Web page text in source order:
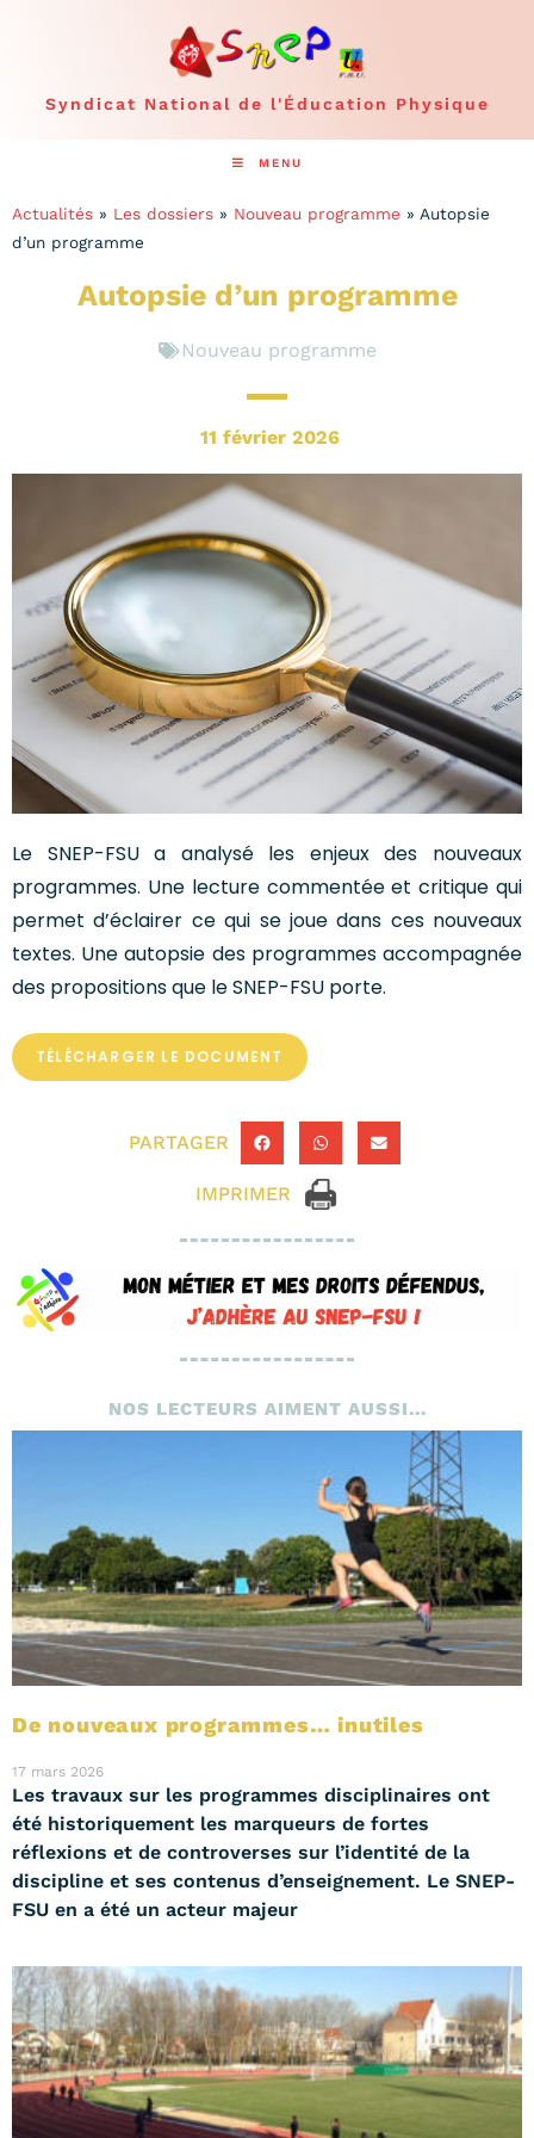
Syndicat National de l'Éducation Physique
MENU
Actualités » Les dossiers » Nouveau programme » Autopsie
d’un programme
Autopsie d’un programme
Nouveau programme
11 février 2026
Le SNEP-FSU a analysé les enjeux des nouveaux
programmes. Une lecture commentée et critique qui
permet d’éclairer ce qui se joue dans ces nouveaux
textes. Une autopsie des programmes accompagnée
des propositions que le SNEP-FSU porte.
TÉLÉCHARGER LE DOCUMENT
PARTAGER
IMPRIMER
NOS LECTEURS AIMENT AUSSI...
De nouveaux programmes… inutiles
17 mars 2026
Les travaux sur les programmes disciplinaires ont
été historiquement les marqueurs de fortes
réflexions et de controverses sur l’identité de la
discipline et ses contenus d’enseignement. Le SNEP-
FSU en a été un acteur majeur